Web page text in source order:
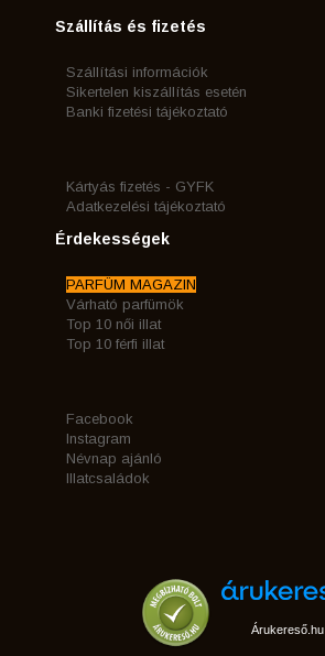
Szállítás és fizetés
Szállítási információk
Sikertelen kiszállítás esetén
Banki fizetési tájékoztató
Kártyás fizetés - GYFK
Adatkezelési tájékoztató
Érdekességek
PARFÜM MAGAZIN
Várható parfümök
Top 10 női illat
Top 10 férfi illat
Facebook
Instagram
Névnap ajánló
Illatcsaládok
Árukereső.hu